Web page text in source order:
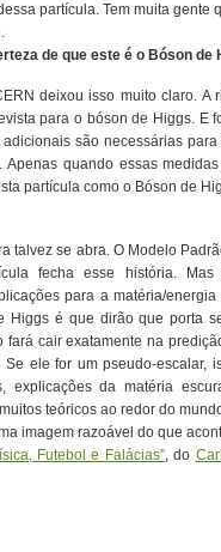
partícula. Tem muita gente
de que este é o Bóson de
deixou isso muito claro. A
para o bóson de Higgs. E
são necessárias
Apenas quando essas
partícula como o Bóson de
talvez se abra. O Modelo
fecha esse história.
para a matéria/
Higgs é que dirão que porta
fará cair exatamente na
ele for um pseudo-escalar,
explicações da matéria
teóricos ao redor do
imagem razoável do que
Futebol e Falácias”, do